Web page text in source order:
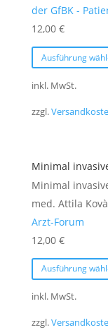
der GfBK -
12,00 €
Ausführung
inkl. MwSt.
zzgl.
Minimal
Minimal
med. Attila
Arzt-Forum
12,00 €
Ausführung
inkl. MwSt.
zzgl.